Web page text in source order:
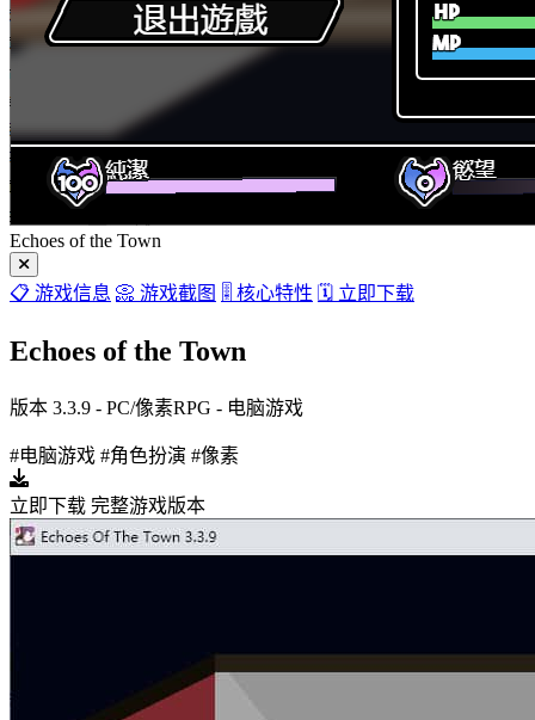
Echoes of the Town
📋 游戏信息 📀 游戏截图 🎚️ 核心特性 🗓️ 立即下载
Echoes of the Town
版本 3.3.9 - PC/像素RPG - 电脑游戏
#电脑游戏 #角色扮演 #像素
立即下载 完整游戏版本